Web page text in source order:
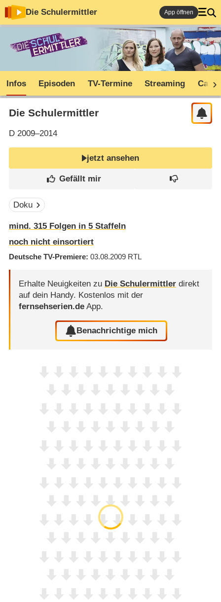
Die Schulermittler App öffnen
Infos Episoden TV-Termine Streaming Cast
Die Schulermittler
D2009–2014
jetzt ansehen
Doku
mind. 315 Folgen in 5 Staffeln
noch nicht einsortiert
Deutsche TV-Premiere 03.08.2009 RTL
Erhalte Neuigkeiten zu Die Schulermittlerdirekt
auf dein Handy. Kostenlos mit der
fernsehserien.deApp.
Benachrichtige mich